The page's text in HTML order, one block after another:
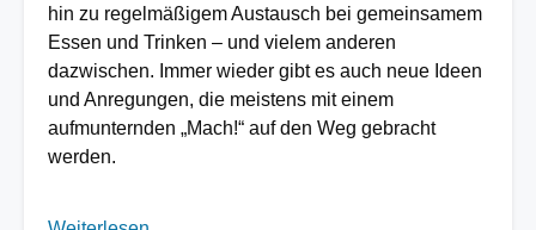
hin zu regelmäßigem Austausch bei gemeinsamem
Essen und Trinken – und vielem anderen
dazwischen. Immer wieder gibt es auch neue Ideen
und Anregungen, die meistens mit einem
aufmunternden „Mach!“ auf den Weg gebracht
werden.